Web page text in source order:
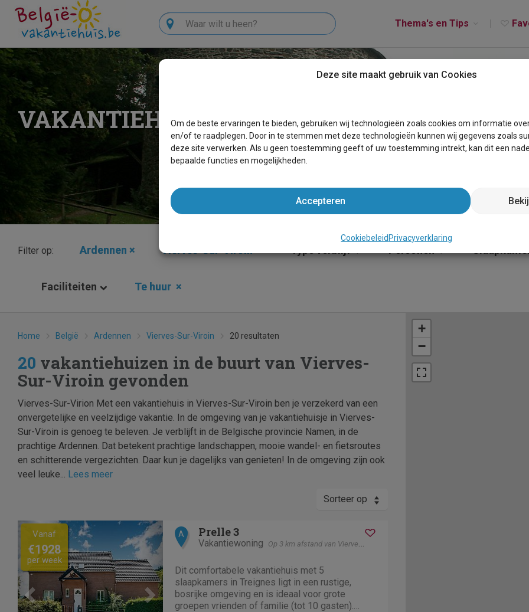
Thema's en Tips
Zoeken
VAKANTIEHUIZEN VIERVES-SUR-VIROIN
Filter op: Ardennen × Vierves-Sur-Viroin
Faciliteiten Te huur ×
Home België Ardennen Vierves-Sur-Viroin 20 resultaten
20 vakantiehuizen in de buurt van Vierves-
Sur-Viroin gevonden
Vierves-Sur-Virion Met een vakantiehuis in Vierves-Sur-Viroin ben je verzekerd van een
onvergetelijke en veelzijdige vakantie. In de omgeving van je vakantiehuisje in Vierves-
Sur-Viroin is genoeg te beleven. Je verblijft in de Belgische provincie Namen, in de
prachtige Ardennen. Dat betekent prachtige landschappen, mooie wandel- en fietsroutes
en schitterende vergezichten. Daar kun je dagelijks van genieten! In de omgeving zijn ook
veel leuke... Lees meer
Sorteer op
Previous Next
Vanaf
€1928
per week
A Prelle 3
Vakantiewoning Op 3 km afstand van Vierves-Sur-Viroin
Dit comfortabele vakantiehuis met 5
slaapkamers in Treignes ligt in een rustige,
bosrijke omgeving en is ideaal voor grote
groepen vrienden of familie (tot 10 gasten).
+
−
Deze site maakt gebruik van Cookies
Om de beste ervaringen te bieden, gebruiken wij technologieën zoals cookies om informatie
en/of te raadplegen. Door in te stemmen met deze technologieën kunnen wij gegevens zoals
deze site verwerken. Als u geen toestemming geeft of uw toestemming intrekt, kan dit een
bepaalde functies en mogelijkheden.
Accepteren
Cookiebeleid Privacyverklaring